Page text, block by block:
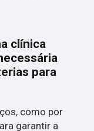
clínica
para
como por
garantir a